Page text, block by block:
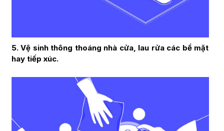
5. Vệ sinh thông thoáng nhà cửa, lau rửa các bề mặt
hay tiếp xúc.